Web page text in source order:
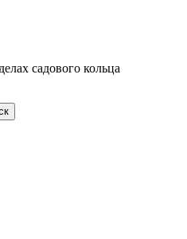
садового кольца